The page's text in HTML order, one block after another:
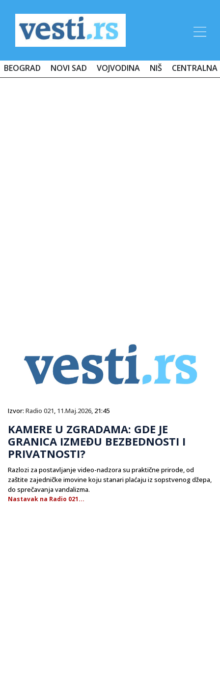
BEOGRAD NOVI SAD VOJVODINA NIŠ CENTRALNA
Izvor: Radio 021, 11.Maj.2026, 21:45
KAMERE U ZGRADAMA: GDE JE
GRANICA IZMEĐU BEZBEDNOSTI I
PRIVATNOSTI?
Razlozi za postavljanje video-nadzora su praktične prirode, od
zaštite zajedničke imovine koju stanari plaćaju iz sopstvenog džepa,
do sprečavanja vandalizma.
Nastavak na Radio 021...